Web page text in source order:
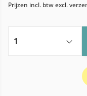
Prijzen incl. btwexcl.